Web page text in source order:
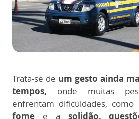
Trata-se de um gesto ainda
tempos, onde muitas
enfrentam dificuldades, como
fome e a solidão,